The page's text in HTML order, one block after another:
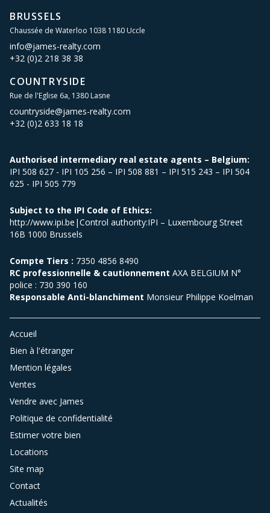
BRUSSELS
Chaussée de Waterloo 1038 1180 Uccle
info@james-realty.com
+32 (0)2 218 38 38
COUNTRYSIDE
Rue de l'Eglise 6a, 1380 Lasne
countryside@james-realty.com
+32 (0)2 633 18 18
Authorised intermediary real estate agents – Belgium:
IPI 508 627 - IPI 105 256 – IPI 508 881 – IPI 515 243 – IPI 504
625 - IPI 505 779
Subject to the IPI Code of Ethics:
http://www.ipi.be|Control authority:IPI – Luxembourg Street
16B 1000 Brussels
Compte Tiers : 7350 4856 8490
RC professionnelle & cautionnement AXA BELGIUM N°
police : 730 390 160
Responsable Anti-blanchiment Monsieur Philippe Koelman
Accueil
Bien à l'étranger
Mention légales
Ventes
Vendre avec James
Politique de confidentialité
Estimer votre bien
Locations
Site map
Contact
Actualités